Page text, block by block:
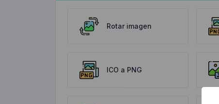
Rotar imagen
ICO a PNG